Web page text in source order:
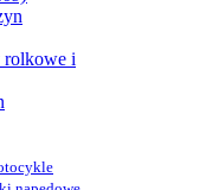
rolkowe i